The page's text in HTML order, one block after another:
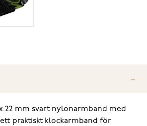
22 mm svart nylonarmband med
praktiskt klockarmband för